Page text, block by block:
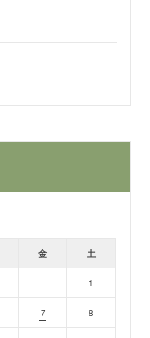
金 土
1
7 8